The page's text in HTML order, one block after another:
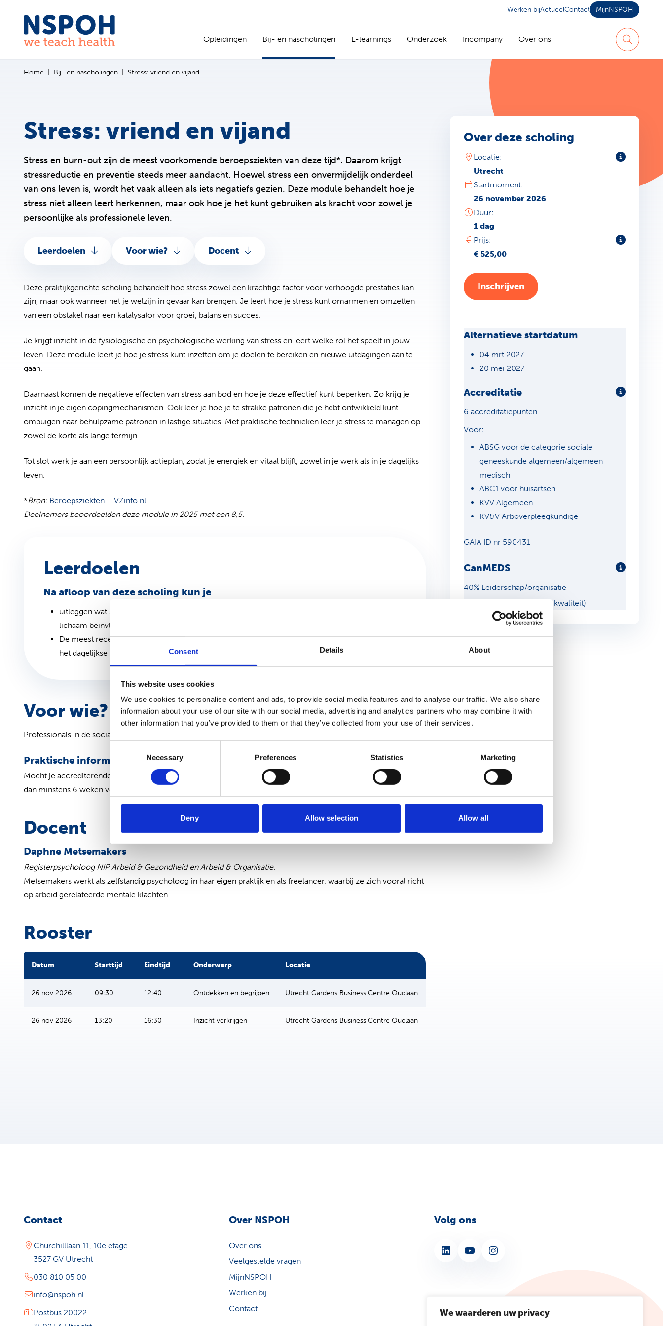
Consent Details About
This website uses cookies
We use cookies to personalise content and ads, to provide social media features and to analyse our traffic. We also share
information about your use of our site with our social media, advertising and analytics partners who may combine it with
other information that you’ve provided to them or that they’ve collected from your use of their services.
Selection
Necessary Preferences Statistics Marketing
Deny Allow selection Allow all
We waarderen uw privacy
Ga naar de inhoud
Werken bijActueelContact MijnNSPOH
Opleidingen Bij- en nascholingen E-learnings Onderzoek Incompany Over ons
Zoeken
Home Bij- en nascholingen Stress: vriend en vijand
Stress: vriend en vijand Over deze scholing
Locatie:
Utrecht
Startmoment:
26 november 2026
Duur:
1 dag
Prijs:
€ 525,00
Inschrijven
Alternatieve startdatum
04 mrt 2027
20 mei 2027
Accreditatie Meer
6 accreditatiepunten
Voor:
ABSG voor de categorie sociale
geneeskunde algemeen/algemeen
medisch
ABC1 voor huisartsen
KVV Algemeen
KV&V Arboverpleegkundige
GAIA ID nr 590431
CanMEDS Meer
40% Leiderschap/organisatie
60% Professionaliteit (en kwaliteit)
Stress en burn-out zijn de meest voorkomende beroepsziekten van deze tijd*. Daarom krijgt
stressreductie en preventie steeds meer aandacht. Hoewel stress een onvermijdelijk onderdeel
van ons leven is, wordt het vaak alleen als iets negatiefs gezien. Deze module behandelt hoe je
stress niet alleen leert herkennen, maar ook hoe je het kunt gebruiken als kracht voor zowel je
persoonlijke als professionele leven.
Leerdoelen Voor wie? Docent
Deze praktijkgerichte scholing behandelt hoe stress zowel een krachtige factor voor verhoogde prestaties kan
zijn, maar ook wanneer het je welzijn in gevaar kan brengen. Je leert hoe je stress kunt omarmen en omzetten
van een obstakel naar een katalysator voor groei, balans en succes.
Je krijgt inzicht in de fysiologische en psychologische werking van stress en leert welke rol het speelt in jouw
leven. Deze module leert je hoe je stress kunt inzetten om je doelen te bereiken en nieuwe uitdagingen aan te
gaan.
Daarnaast komen de negatieve effecten van stress aan bod en hoe je deze effectief kunt beperken. Zo krijg je
inzicht in je eigen copingmechanismen. Ook leer je hoe je te strakke patronen die je hebt ontwikkeld kunt
ombuigen naar behulpzame patronen in lastige situaties. Met praktische technieken leer je stress te managen op
zowel de korte als lange termijn.
Tot slot werk je aan een persoonlijk actieplan, zodat je energiek en vitaal blijft, zowel in je werk als in je dagelijks
leven.
*Bron: Beroepsziekten – VZinfo.nl
Deelnemers beoordeelden deze module in 2025 met een 8,5.
Leerdoelen
Na afloop van deze scholing kun je
uitleggen wat stress is en begrijp je hoe het je
lichaam beïnvloedt;
De meest recente visies op stress toepassen in
het dagelijkse leven;
mentale stressreacties.
Voor wie?
Professionals in de sociale geneeskunde.
Praktische informatie
Mocht je accrediterende instelling er niet tussen staan en wil je wel graag punten voor jouw specialisme, neem
dan minstens 6 weken voor de startdatum contact op om de mogelijkheden te bespreken.
Docent
Daphne Metsemakers
Registerpsycholoog NIP Arbeid & Gezondheid en Arbeid & Organisatie.
Metsemakers werkt als zelfstandig psycholoog in haar eigen praktijk en als freelancer, waarbij ze zich vooral richt
op arbeid gerelateerde mentale klachten.
Rooster
Datum Starttijd Eindtijd Onderwerp Locatie
26 nov 2026 09:30 12:40 Ontdekken en begrijpen Utrecht Gardens Business Centre Oudlaan
26 nov 2026 13:20 16:30 Inzicht verkrijgen Utrecht Gardens Business Centre Oudlaan
Contact
Churchilllaan 11, 10e etage
3527 GV Utrecht
030 810 05 00
info@nspoh.nl
Postbus 20022
Over NSPOH
Over ons
Veelgestelde vragen
MijnNSPOH
Werken bij
Contact
Volg ons
LinkedIn YouTube Instagram